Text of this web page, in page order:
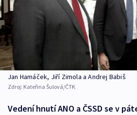
Jan Hamáček, Jiří Zimola a Andrej Babiš
Zdroj: Kateřina Šulová/ČTK
Vedení hnutí ANO a ČSSD se v